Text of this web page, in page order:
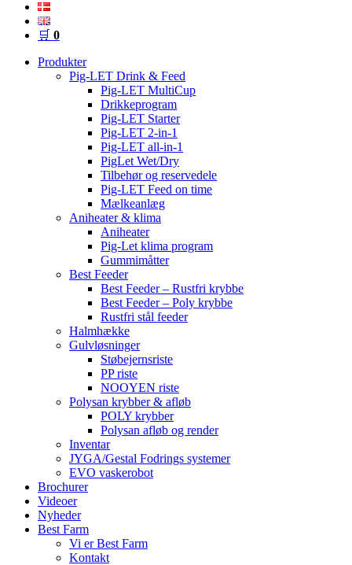
🛒 0
Produkter
Pig-LET Drink & Feed
Pig-LET MultiCup
Drikkeprogram
Pig-LET Starter
Pig-LET 2-in-1
Pig-LET all-in-1
PigLet Wet/Dry
Tilbehør og reservedele
Pig-LET Feed on time
Mælkeanlæg
Aniheater & klima
Aniheater
Pig-Let klima program
Gummimåtter
Best Feeder
Best Feeder – Rustfri krybbe
Best Feeder – Poly krybbe
Rustfri stål feeder
Halmhække
Gulvløsninger
Støbejernsriste
PP riste
NOOYEN riste
Polysan krybber & afløb
POLY krybber
Polysan afløb og render
Inventar
JYGA/Gestal Fodrings systemer
EVO vaskerobot
Brochurer
Videoer
Nyheder
Best Farm
Vi er Best Farm
Kontakt